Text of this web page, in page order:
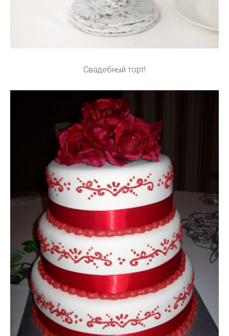
Свадебный торт!